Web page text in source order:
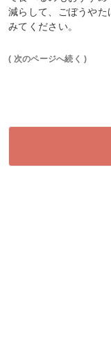
減らして、ごぼうや
みてください。
( 次のページへ続く )